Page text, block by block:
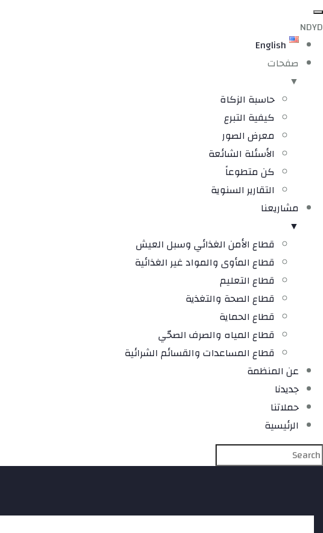
NDYD
English
صفحات
▼
حاسبة الزكاة
كيفية التبرع
معرض الصور
الأسئلة الشائعة
كن متطوعاً
التقارير السنوية
مشاريعنا
▼
قطاع الأمن الغذائي وسبل العيش
قطاع المأوى والمواد غير الغذائية
قطاع التعليم
قطاع الصحة والتغذية
قطاع الحماية
قطاع المياه والصرف الصحّي
قطاع المساعدات والقسائم الشرائية
عن المنظمة
جديدنا
حملاتنا
الرئيسية